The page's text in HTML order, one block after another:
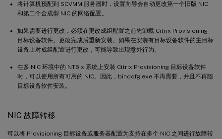
将计算机预配到 SCVMM 服务器时，设置向导会自动更改第一个旧版 NIC
和第二个合成型 NIC 的网络配置。
如果需要进行更改，必须在更改成组配置之前先卸载 Citrix Provisioning
目标设备软件。更改完成后重新安装。如果在安装有目标设备软件的主目标
设备上对成组配置进行更改，可能导致出现意外行为。
在多 NIC 环境中的 NT6.x 系统上安装 Citrix Provisioning 目标设备软件
时，可以使用所有可用的 NIC。因此，bindcfg.exe 不再需要，并且不再随
目标设备软件安装。
NIC 故障转移
可以将 Provisioning 目标设备或服务器配置为支持在多个 NIC 之间进行故障转